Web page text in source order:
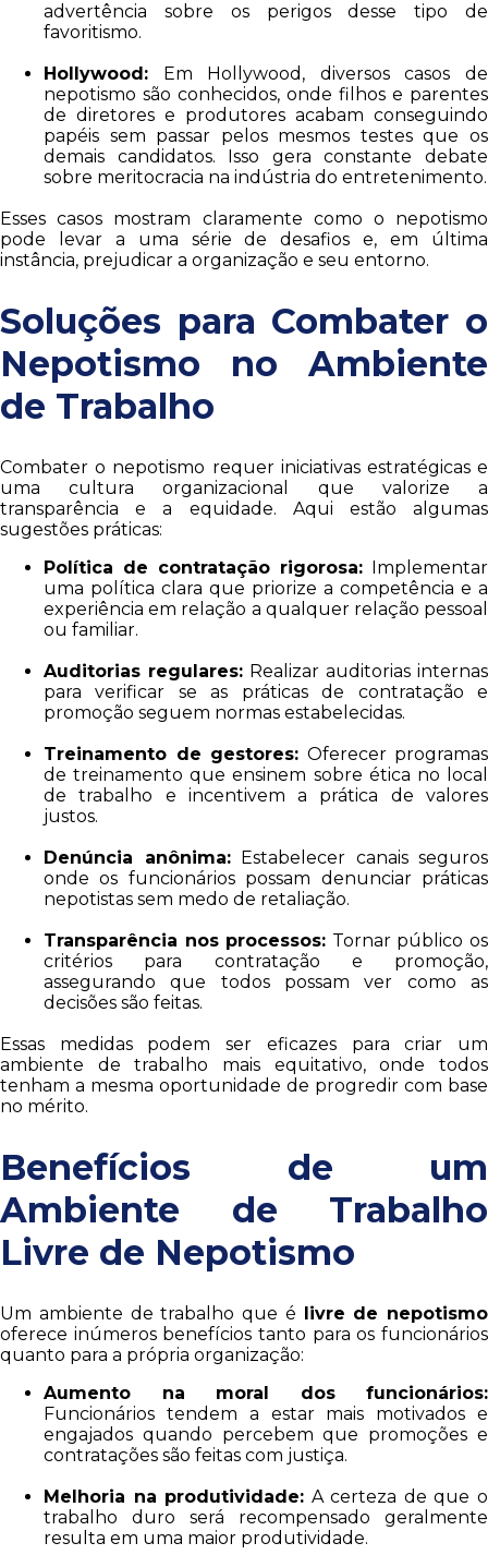
advertência sobre os perigos desse tipo de
favoritismo.
Hollywood: Em Hollywood, diversos casos de
nepotismo são conhecidos, onde filhos e parentes
de diretores e produtores acabam conseguindo
papéis sem passar pelos mesmos testes que os
demais candidatos. Isso gera constante debate
sobre meritocracia na indústria do entretenimento.
Esses casos mostram claramente como o nepotismo
pode levar a uma série de desafios e, em última
instância, prejudicar a organização e seu entorno.
Soluções para Combater o
Nepotismo no Ambiente
de Trabalho
Combater o nepotismo requer iniciativas estratégicas e
uma cultura organizacional que valorize a
transparência e a equidade. Aqui estão algumas
sugestões práticas:
Política de contratação rigorosa: Implementar
uma política clara que priorize a competência e a
experiência em relação a qualquer relação pessoal
ou familiar.
Auditorias regulares: Realizar auditorias internas
para verificar se as práticas de contratação e
promoção seguem normas estabelecidas.
Treinamento de gestores: Oferecer programas
de treinamento que ensinem sobre ética no local
de trabalho e incentivem a prática de valores
justos.
Denúncia anônima:Estabelecer canais seguros
onde os funcionários possam denunciar práticas
nepotistas sem medo de retaliação.
Transparência nos processos: Tornar público os
critérios para contratação e promoção,
assegurando que todos possam ver como as
decisões são feitas.
Essas medidas podem ser eficazes para criar um
ambiente de trabalho mais equitativo, onde todos
tenham a mesma oportunidade de progredir com base
no mérito.
Benefícios de um
Ambiente de Trabalho
Livre de Nepotismo
Um ambiente de trabalho que é livre de nepotismo
oferece inúmeros benefícios tanto para os funcionários
quanto para a própria organização:
Aumento na moral dos funcionários:
Funcionários tendem a estar mais motivados e
engajados quando percebem que promoções e
contratações são feitas com justiça.
Melhoria na produtividade: A certeza de que o
trabalho duro será recompensado geralmente
resulta em uma maior produtividade.